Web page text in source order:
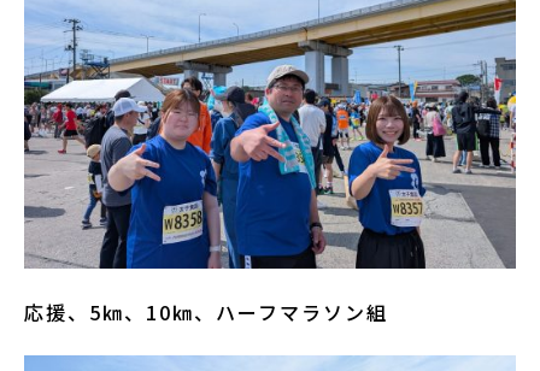
応援、5㎞、10㎞、ハーフマラソン組